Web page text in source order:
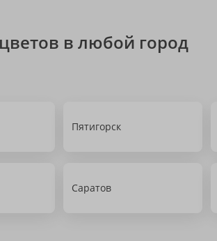
в любой город
Пятигорск
Саратов